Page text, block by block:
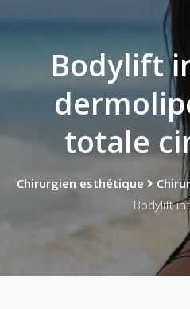
Bodylift
totale
Chirurgien esthétique
Bodylift